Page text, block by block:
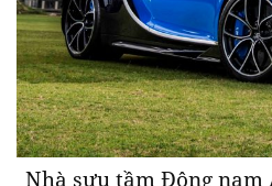
Nhà sưu tầm Đông nam